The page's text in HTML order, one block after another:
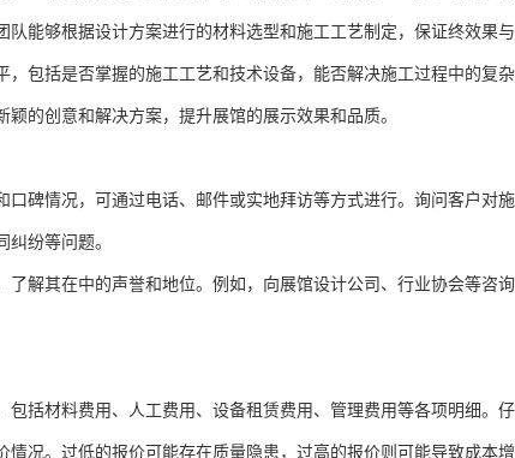
能够根据设计方案进行的材料选型和施工工艺制定，保证终效果与
包括是否掌握的施工工艺和技术设备，能否解决施工过程中的复杂
的创意和解决方案，提升展馆的展示效果和品质。
碑情况，可通过电话、邮件或实地拜访等方式进行。询问客户对
纷等问题。
解其在中的声誉和地位。例如，向展馆设计公司、行业协会等咨
括材料费用、人工费用、设备租赁费用、管理费用等各项明细。仔
况。过低的报价可能存在质量隐患，过高的报价则可能导致成本增